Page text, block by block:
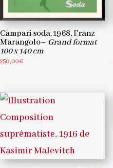
Campari soda, 1968, Franz
Marangolo– Grand format
100 x 140 cm
250,00€